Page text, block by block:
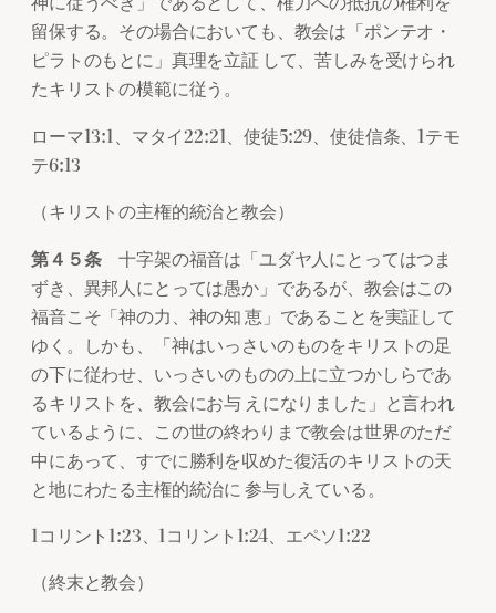
留保する。その場合においても、教会は「ポンテオ・
ピラトのもとに」真理を立証 して、苦しみを受けられ
たキリストの模範に従う。
ローマ13:1、マタイ22:21、使徒5:29、使徒信条、1テモ
テ6:13
（キリストの主権的統治と教会）
第４５条十字架の福音は「ユダヤ人にとってはつま
ずき、異邦人にとっては愚か」であるが、教会はこの
福音こそ「神の力、神の知 恵」であることを実証して
ゆく。しかも、「神はいっさいのものをキリストの足
の下に従わせ、いっさいのものの上に立つかしらであ
るキリストを、教会にお与 えになりました」と言われ
ているように、この世の終わりまで教会は世界のただ
中にあって、すでに勝利を収めた復活のキリストの天
と地にわたる主権的統治に 参与しえている。
1コリント1:23、1コリント1:24、エペソ1:22
（終末と教会）